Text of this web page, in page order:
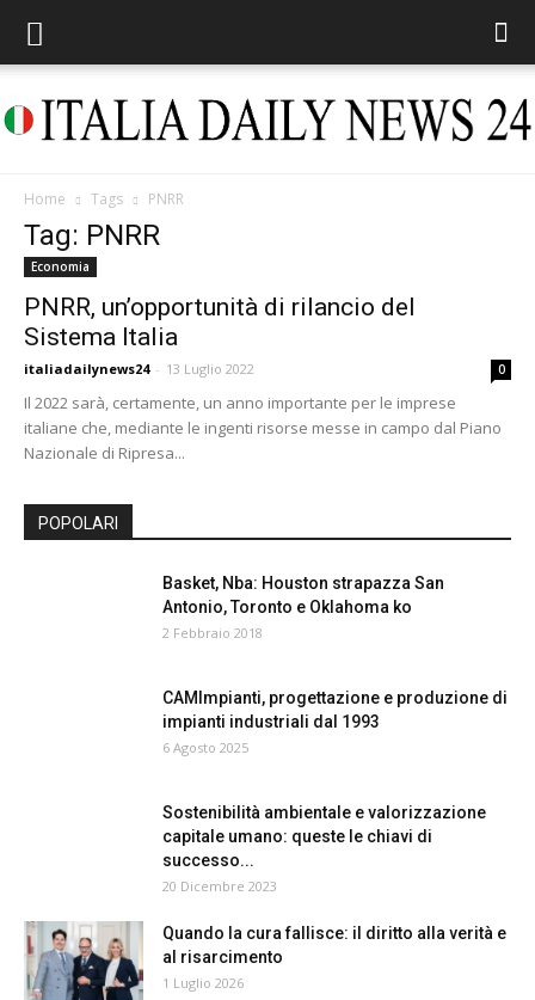
Home Tags PNRR
Tag: PNRR
Economia
PNRR, un’opportunità di rilancio del
Sistema Italia
italiadailynews24 - 13 Luglio 2022 0
Il 2022 sarà, certamente, un anno importante per le imprese
italiane che, mediante le ingenti risorse messe in campo dal Piano
Nazionale di Ripresa...
POPOLARI
Basket, Nba: Houston strapazza San
Antonio, Toronto e Oklahoma ko
2 Febbraio 2018
CAMImpianti, progettazione e produzione di
impianti industriali dal 1993
6 Agosto 2025
Sostenibilità ambientale e valorizzazione
capitale umano: queste le chiavi di
successo...
20 Dicembre 2023
Quando la cura fallisce: il diritto alla verità e
al risarcimento
1 Luglio 2026